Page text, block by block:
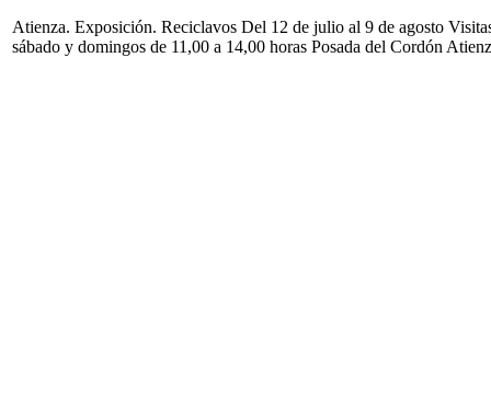
Atienza. Exposición. Reciclavos Del 12 de julio al 9 de agosto
sábado y domingos de 11,00 a 14,00 horas Posada del Cordón